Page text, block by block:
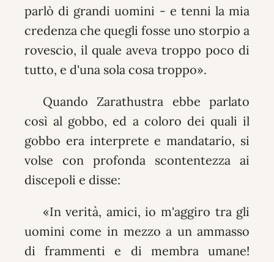
parlò di grandi uomini - e tenni la mia
credenza che quegli fosse uno storpio a
rovescio, il quale aveva troppo poco di
tutto, e d'una sola cosa troppo».
Quando Zarathustra ebbe parlato
così al gobbo, ed a coloro dei quali il
gobbo era interprete e mandatario, si
volse con profonda scontentezza ai
discepoli e disse:
«In verità, amici, io m'aggiro tra gli
uomini come in mezzo a un ammasso
di frammenti e di membra umane!